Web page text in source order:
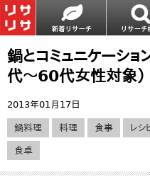
鍋とコミュニケーシ
代～60代女性対象）
2013年01月17日
鍋料理 料理 食事 レシ
食卓